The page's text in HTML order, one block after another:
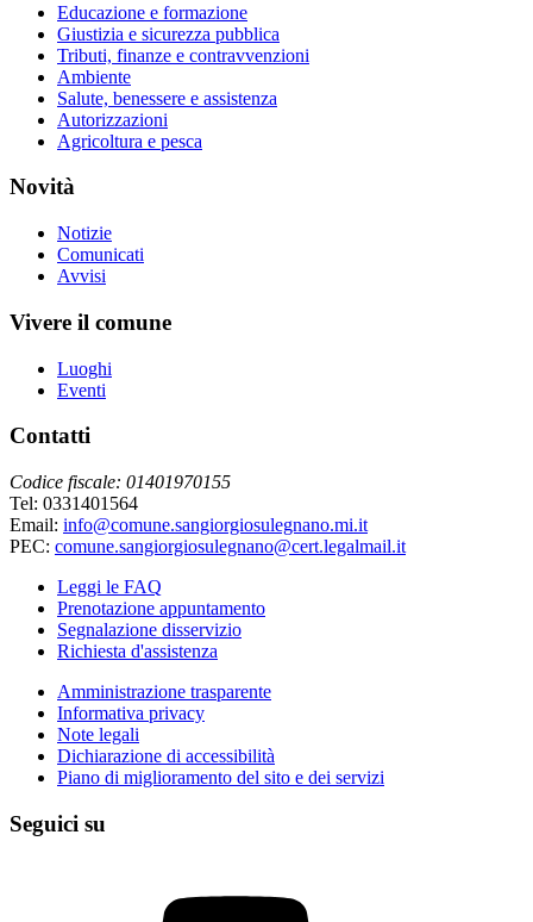
Educazione e formazione
Giustizia e sicurezza pubblica
Tributi, finanze e contravvenzioni
Ambiente
Salute, benessere e assistenza
Autorizzazioni
Agricoltura e pesca
Novità
Notizie
Comunicati
Avvisi
Vivere il comune
Luoghi
Eventi
Contatti
Codice fiscale: 01401970155
Tel: 0331401564
Email: info@comune.sangiorgiosulegnano.mi.it
PEC: comune.sangiorgiosulegnano@cert.legalmail.it
Leggi le FAQ
Prenotazione appuntamento
Segnalazione disservizio
Richiesta d'assistenza
Amministrazione trasparente
Informativa privacy
Note legali
Dichiarazione di accessibilità
Piano di miglioramento del sito e dei servizi
Seguici su